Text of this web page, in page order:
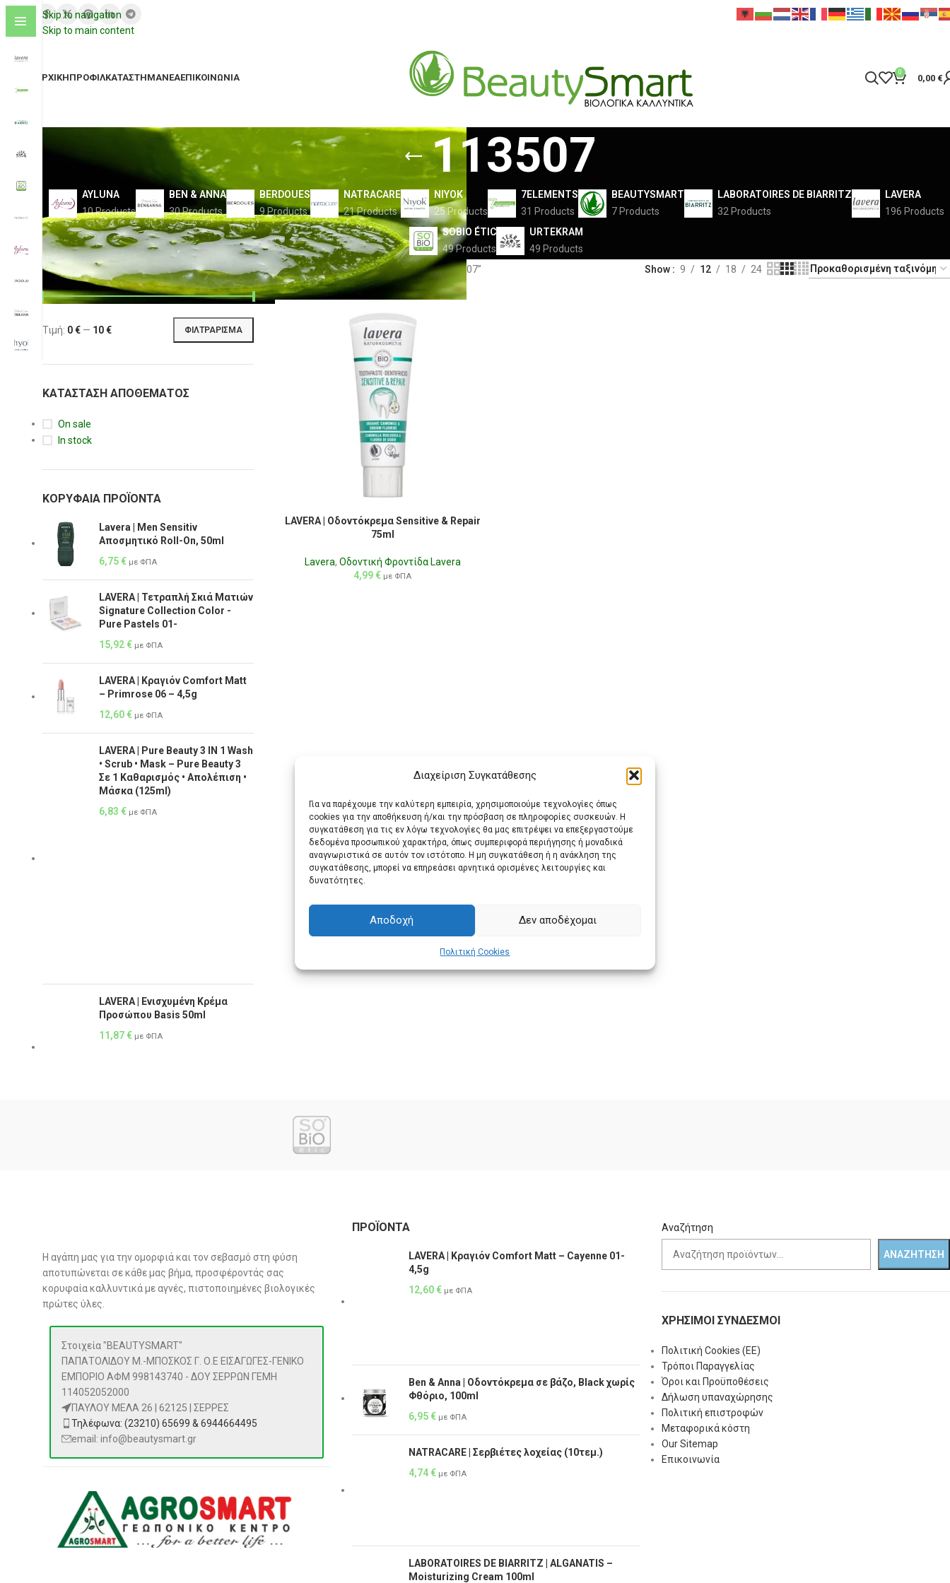
Διαχείριση Συγκατάθεσης
Για να παρέχουμε την καλύτερη εμπειρία, χρησιμοποιούμε τεχνολογίες όπως
cookies για την αποθήκευση ή/και την πρόσβαση σε πληροφορίες συσκευών. Η
συγκατάθεση για τις εν λόγω τεχνολογίες θα μας επιτρέψει να επεξεργαστούμε
δεδομένα προσωπικού χαρακτήρα, όπως συμπεριφορά περιήγησης ή μοναδικά
αναγνωριστικά σε αυτόν τον ιστότοπο. Η μη συγκατάθεση ή η ανάκληση της
συγκατάθεσης, μπορεί να επηρεάσει αρνητικά ορισμένες λειτουργίες και
δυνατότητες.
Αποδοχή Δεν αποδέχομαι
Πολιτική Cookies
Skip to navigation
Skip to main content
ΑΡΧΙΚΉΠΡΟΦΊΛΚΑΤΆΣΤΗΜΑΝΈΑΕΠΙΚΟΙΝΩΝΊΑ 0
0,00 €
113507
AYLUNA
10 Products
BEN & ANNA
30 Products
BERDOUES
9 Products
NATRACARE
21 Products
NIYOK
25 Products
7ELEMENTS
31 Products
BEAUTYSMART
7 Products
LABORATOIRES DE BIARRITZ
32 Products
LAVERA
196 Products
SOBIO ÉTIC
49 Products
URTEKRAM
49 Products
FILTER BY PRICE
ΦΙΛΤΡΆΡΙΣΜΑ
Τιμή: 0 € — 10 €
ΚΑΤΆΣΤΑΣΗ ΑΠΟΘΈΜΑΤΟΣ
On sale
In stock
ΚΟΡΥΦΑΊΑ ΠΡΟΪΌΝΤΑ
Lavera | Men Sensitiv
Αποσμητικό Roll-On, 50ml
6,75€ με ΦΠΑ
LAVERA | Τετραπλή Σκιά Ματιών
Signature Collection Color -
Pure Pastels 01-
15,92€ με ΦΠΑ
LAVERA | Κραγιόν Comfort Matt
– Primrose 06 – 4,5g
12,60€ με ΦΠΑ
LAVERA | Pure Beauty 3 IN 1 Wash
• Scrub • Mask – Pure Beauty 3
Σε 1 Καθαρισμός • Απολέπιση •
Μάσκα (125ml)
6,83 € με ΦΠΑ
LAVERA | Ενισχυμένη Κρέμα
Προσώπου Basis 50ml
11,87€ με ΦΠΑ
Αρχική σελίδα Προϊόντα με ετικέτα “113507” Show 9 12 18 24
LAVERA | Οδοντόκρεμα Sensitive & Repair
75ml
Lavera, Οδοντική Φροντίδα Lavera
4,99€ με ΦΠΑ
Η αγάπη μας για την ομορφιά και τον σεβασμό στη φύση
αποτυπώνεται σε κάθε μας βήμα, προσφέροντάς σας
κορυφαία καλλυντικά με αγνές, πιστοποιημένες βιολογικές
πρώτες ύλες.
Στοιχεία "BEAUTYSMART"
ΠΑΠΑΤΟΛΙΔΟΥ Μ.-ΜΠΟΣΚΟΣ Γ. Ο.Ε ΕΙΣΑΓΩΓΕΣ-ΓΕΝΙΚΟ
ΕΜΠΟΡΙΟ ΑΦΜ 998143740 - ΔΟΥ ΣΕΡΡΩΝ ΓΕΜΗ
114052052000
ΠΑΥΛΟΥ ΜΕΛΑ 26 | 62125 | ΣΕΡΡΕΣ
Τηλέφωνα: (23210) 65699 & 6944664495
email: info@beautysmart.gr
ΠΡΟΪΌΝΤΑ
LAVERA | Κραγιόν Comfort Matt – Cayenne 01-
4,5g
12,60€ με ΦΠΑ
Ben & Anna | Οδοντόκρεμα σε βάζο, Black χωρίς
Φθόριο, 100ml
6,95€ με ΦΠΑ
NATRACARE | Σερβιέτες λοχείας (10τεμ.)
4,74€ με ΦΠΑ
LABORATOIRES DE BIARRITZ | ALGANATIS –
Μoisturizing Cream 100ml
Αναζήτηση
ΑΝΑΖΉΤΗΣΗ
ΧΡΗΣΙΜΟΙ ΣΥΝΔΕΣΜΟΙ
Πολιτική Cookies (ΕΕ)
Τρόποι Παραγγελίας
Όροι και Προϋποθέσεις
Δήλωση υπαναχώρησης
Πολιτική επιστροφών
Μεταφορικά κόστη
Our Sitemap
Επικοινωνία